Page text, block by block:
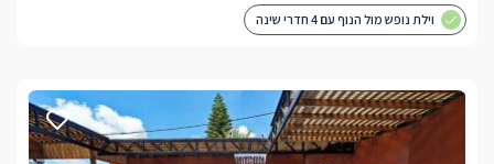
וילת נופש מול הנוף עם 4 חדרי שינה